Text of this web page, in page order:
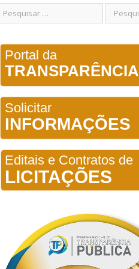
Portal da
TRANSPARÊNCIA
Solicitar
INFORMAÇÕES
Editais e Contratos de
LICITAÇÕES